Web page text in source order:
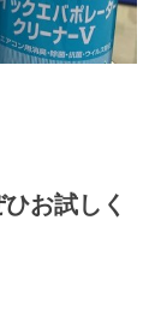
お試しく